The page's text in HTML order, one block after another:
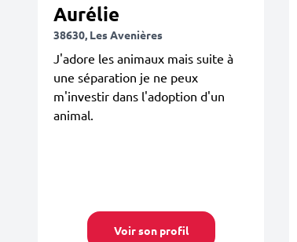
Aurélie
38630, Les Avenières
J'adore les animaux mais suite à
une séparation je ne peux
m'investir dans l'adoption d'un
animal.
Voir son profil